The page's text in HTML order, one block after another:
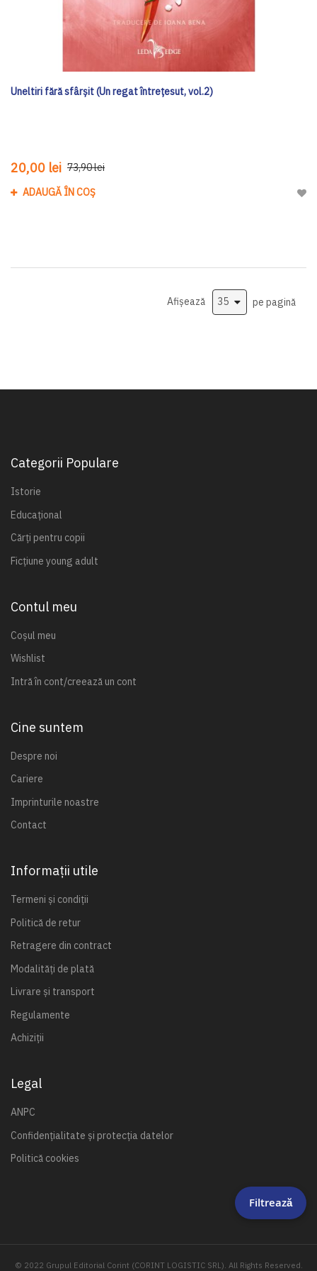
Uneltiri fără sfârșit (Un regat întrețesut, vol.2)
20,00 lei 73,90 lei
ADAUGĂ ÎN COȘ
Afișează pe pagină
Categorii Populare
Istorie
Educațional
Cărți pentru copii
Ficțiune young adult
Contul meu
Coșul meu
Wishlist
Intră în cont/creează un cont
Cine suntem
Despre noi
Cariere
Imprinturile noastre
Contact
Informații utile
Termeni și condiții
Politică de retur
Retragere din contract
Modalități de plată
Livrare și transport
Regulamente
Achiziții
Legal
ANPC
Confidențialitate și protecția datelor
Politică cookies
© 2022 Grupul Editorial Corint (CORINT LOGISTIC SRL). All Rights Reserved.
Filtrează